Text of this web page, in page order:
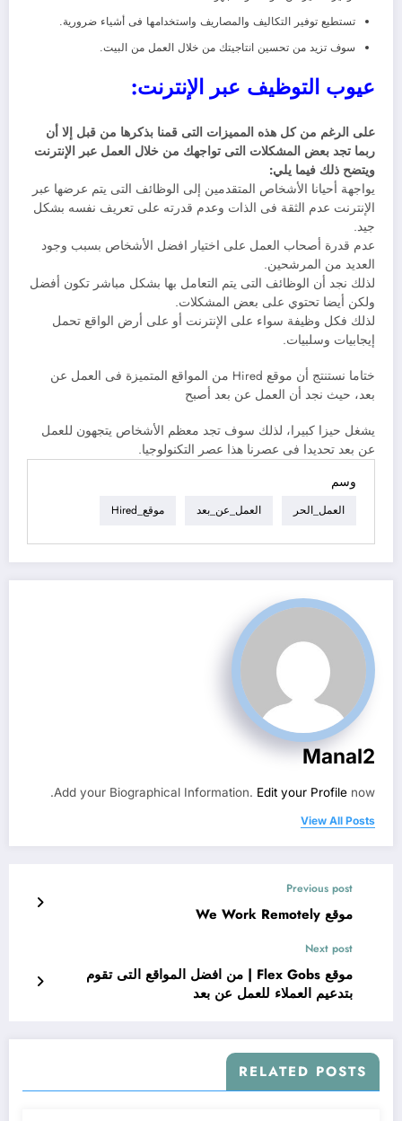
تستطيع توفير التكاليف والمصاريف واستخدامها فى أشياء ضرورية.
سوف تزيد من تحسين انتاجيتك من خلال العمل من البيت.
عيوب التوظيف عبر الإنترنت:
على الرغم من كل هذه المميزات التى قمنا بذكرها من قبل إلا أن
ربما تجد بعض المشكلات التى تواجهك من خلال العمل عبر الإنترنت
ويتضح ذلك فيما يلي:
يواجهة أحيانا الأشخاص المتقدمين إلى الوظائف التى يتم عرضها عبر
الإنترنت عدم الثقة فى الذات وعدم قدرته على تعريف نفسه بشكل
جيد.
عدم قدرة أصحاب العمل على اختيار افضل الأشخاص بسبب وجود
العديد من المرشحين.
لذلك نجد أن الوظائف التى يتم التعامل بها بشكل مباشر تكون أفضل
ولكن أيضا تحتوي على بعض المشكلات.
لذلك فكل وظيفة سواء على الإنترنت أو على أرض الواقع تحمل
إيجابيات وسلبيات.
ختاما نستنتج أن موقع Hired من المواقع المتميزة فى العمل عن
بعد، حيث نجد أن العمل عن بعد أصبح
يشغل حيزا كبيرا، لذلك سوف تجد معظم الأشخاص يتجهون للعمل
عن بعد تحديدا فى عصرنا هذا عصر التكنولوجيا.
وسم
العمل_الحر العمل_عن_بعد موقع_Hired
Manal2
Add your Biographical Information. Edit your Profile now.
View All Posts
Previous post
موقع We Work Remotely
Next post
موقع Flex Gobs | من افضل المواقع التى تقوم
بتدعيم العملاء للعمل عن بعد
RELATED POSTS